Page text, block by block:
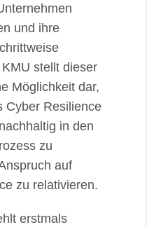
und ihre
stellt dieser
Möglichkeit dar,
Cyber Resilience
in den
zu
auf
zu relativieren.
erstmals